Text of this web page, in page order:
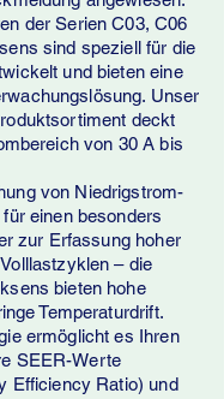
der Serien C03, C06
sind speziell für die
und bieten eine
Unser
deckt
von 30 A bis
von Niedrigstrom-
einen besonders
zur Erfassung hoher
– die
bieten hohe
Temperaturdrift.
ermöglicht es Ihren
SEER-Werte
Efficiency Ratio) und